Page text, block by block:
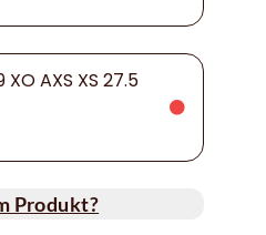
XO AXS XS 27.5
Produkt?